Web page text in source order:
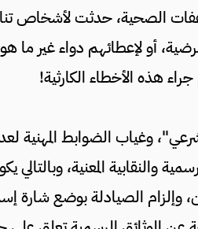
الصحية، حدثت لأشخاص
أو لإعطائهم دواء غير ما
هذه الأخطاء الكارثية!
وغياب الضوابط المهنية
والنقابية المعنية، وبالتالي
وإلزام الصيادلة بوضع